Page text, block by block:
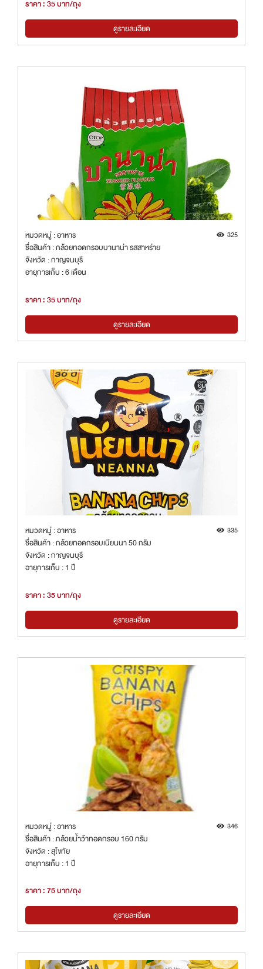
ราคา : 35 บาท/ถุง
ดูรายละเอียด
หมวดหมู่ : อาหาร 325
ชื่อสินค้า : กล้วยทอดกรอบบานาน่า รสสาหร่าย
จังหวัด : กาญจนบุรี
อายุการเก็บ : 6 เดือน
ราคา : 35 บาท/ถุง
ดูรายละเอียด
หมวดหมู่ : อาหาร 335
ชื่อสินค้า : กล้วยทอดกรอบเนียนนา 50 กรัม
จังหวัด : กาญจนบุรี
อายุการเก็บ : 1 ปี
ราคา : 35 บาท/ถุง
ดูรายละเอียด
หมวดหมู่ : อาหาร 346
ชื่อสินค้า : กล้วยน้ำว้าทอดกรอบ 160 กรัม
จังหวัด : สุโขทัย
อายุการเก็บ : 1 ปี
ราคา : 75 บาท/ถุง
ดูรายละเอียด